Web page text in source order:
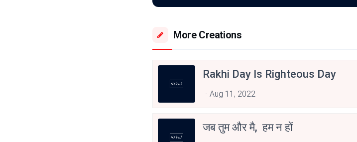
More Creations
Rakhi Day Is Righteous Day
Aug 11, 2022
जब तुम और मै, हम न हों